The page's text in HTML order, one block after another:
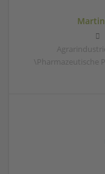
\Pharmazeutische